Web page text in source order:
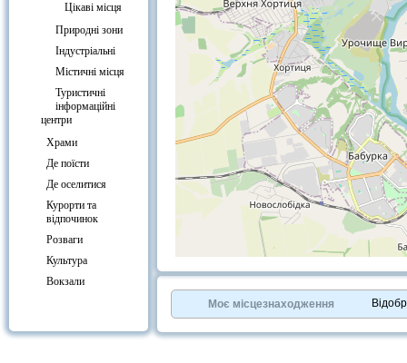
Цікаві місця
Природні зони
Індустріальні
Містичні місця
Туристичні
інформаційні
центри
Храми
Де поїсти
Де оселитися
Курорти та
відпочинок
Розваги
Культура
Вокзали
OpenStreetMapcontributors.
»
Моє місцезнаходження